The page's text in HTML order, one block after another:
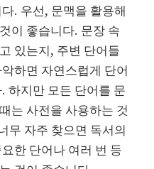
. 우선, 문맥을 활용해
이 좋습니다. 문장 속
있는지, 주변 단어들
하면 자연스럽게 단어
하지만 모든 단어를 문
는 사전을 사용하는 것
무 자주 찾으면 독서의
한 단어나 여러 번 등